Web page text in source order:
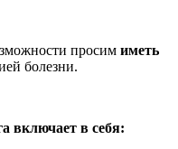
просим иметь
болезни.
включает в себя: